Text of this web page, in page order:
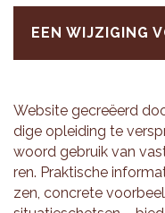
EEN WIJZIGING
Web­si­te gecreëerd
di­ge op­lei­ding te
woord ge­bruik van
ren. Prak­ti­sche
zen, con­cre­te